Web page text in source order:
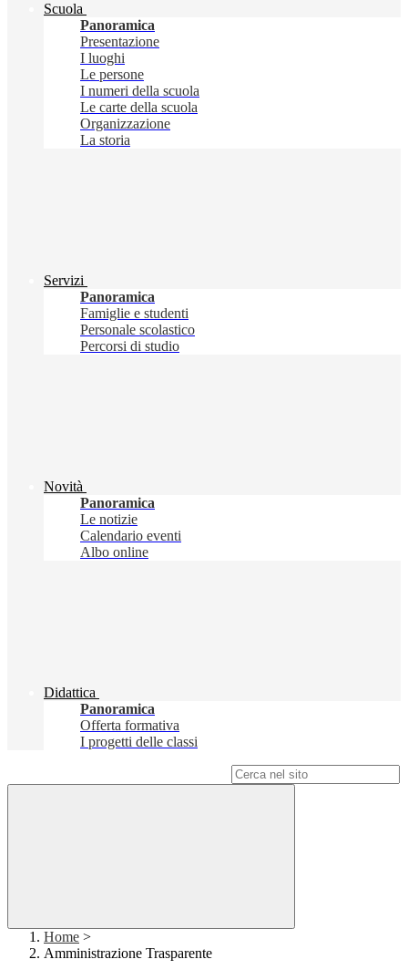
Scuola
Panoramica
Presentazione
I luoghi
Le persone
I numeri della scuola
Le carte della scuola
Organizzazione
La storia
Servizi
Panoramica
Famiglie e studenti
Personale scolastico
Percorsi di studio
Novità
Panoramica
Le notizie
Calendario eventi
Albo online
Didattica
Panoramica
Offerta formativa
I progetti delle classi
Home >
Amministrazione Trasparente